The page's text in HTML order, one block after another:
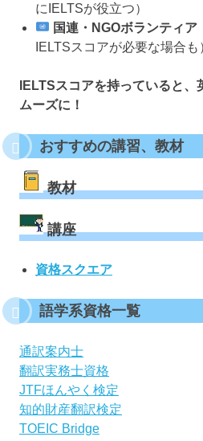
にIELTSが役立つ）
国連・NGOボランティア
IELTSスコアが必要な場合も
IELTSスコアを持っていると
ムーズに！
おすすめの講習、教材
教材
講座
資格スクエア
語学系資格一覧
通訳案内士
翻訳実務士資格
JTFほんやく検定
知的財産翻訳検定
TOEIC Bridge